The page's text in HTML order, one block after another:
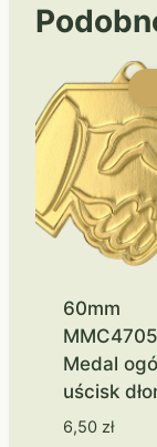
60mm
Medal
uścisk
6,50 zł